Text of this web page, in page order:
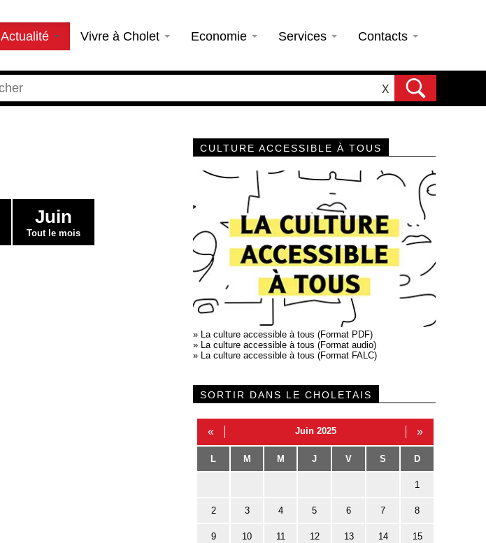
Actualité Vivre à Cholet Economie Services Contacts
X
Juin
Tout le mois
CULTURE ACCESSIBLE À TOUS
» La culture accessible à tous (Format PDF)
» La culture accessible à tous (Format audio)
» La culture accessible à tous (Format FALC)
SORTIR DANS LE CHOLETAIS
« Juin 2025 »
L M M J V S D
1
2 3 4 5 6 7 8
9 10 11 12 13 14 15